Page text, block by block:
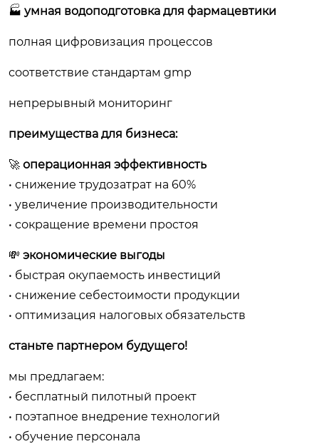
🏭 умная водоподготовка для фармацевтики
полная цифровизация процессов
соответствие стандартам gmp
непрерывный мониторинг
преимущества для бизнеса:
🚀 операционная эффективность
• снижение трудозатрат на 60%
• увеличение производительности
• сокращение времени простоя
💸 экономические выгоды
• быстрая окупаемость инвестиций
• снижение себестоимости продукции
• оптимизация налоговых обязательств
станьте партнером будущего!
мы предлагаем:
• бесплатный пилотный проект
• поэтапное внедрение технологий
• обучение персонала